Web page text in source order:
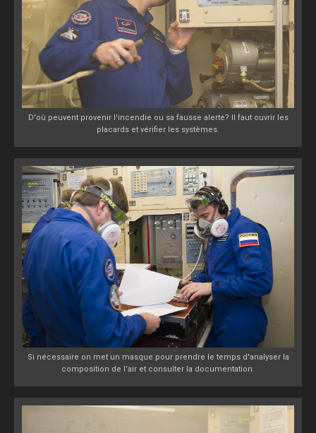
D'où peuvent provenir l'incendie ou sa fausse alerte? Il faut ouvrir les
placards et vérifier les systèmes.
Si nécessaire on met un masque pour prendre le temps d'analyser la
composition de l'air et consulter la documentation.